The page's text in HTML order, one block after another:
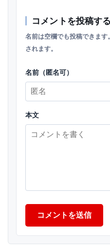
コメントを投稿する
名前は空欄でも投稿できま
されます。
名前（匿名可）
本文
コメントを送信